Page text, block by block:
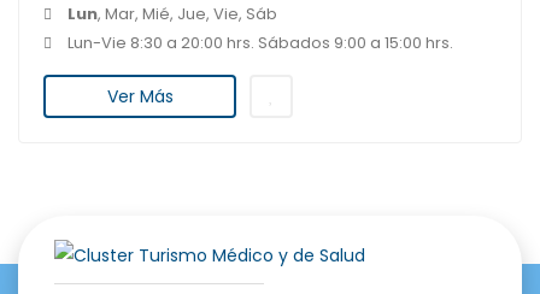
Lun, Mar, Mié, Jue, Vie, Sáb
Lun-Vie 8:30 a 20:00 hrs. Sábados 9:00 a 15:00 hrs.
Ver Más